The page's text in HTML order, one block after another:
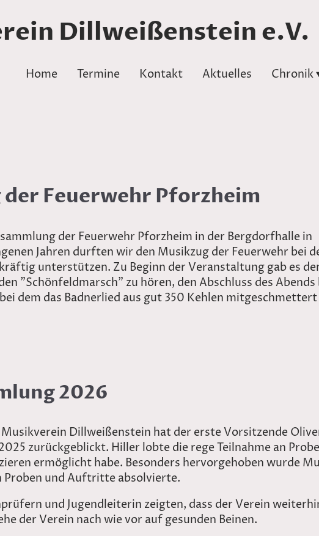
Dillweißenstein e.V.
Home Termine Kontakt Aktuelles Chronik
Feuerwehr Pforzheim
der Feuerwehr Pforzheim in der Bergdorfhalle in
Jahren durften wir den Musikzug der Feuerwehr bei
unterstützen. Zu Beginn der Veranstaltung gab es
"Schönfeldmarsch" zu hören, den Abschluss des
dem das Badnerlied aus gut 350 Kehlen
2026
Dillweißenstein hat der erste Vorsitzende
zurückgeblickt. Hiller lobte die rege Teilnahme an
ermöglicht habe. Besonders hervorgehoben wurde
Proben und Auftritte absolvierte.
und Jugendleiterin zeigten, dass der Verein
der Verein nach wie vor auf gesunden Beinen.